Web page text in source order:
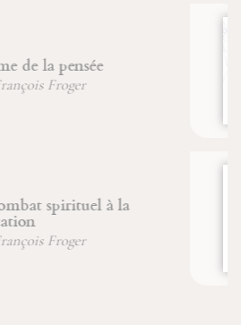
Méditer le Rosaire avec les
Saintes Écritures
L'acoustique cistercienne et
l'unité sonore
Dr. Hubert Larcher